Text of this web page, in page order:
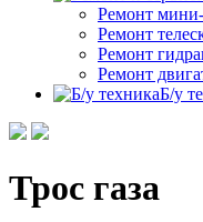
Ремонт
Ремонт
Ремонт
Ремонт
Б/у
Трос газа